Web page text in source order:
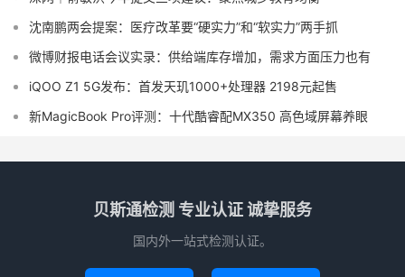
沈南鹏两会提案：医疗改革要“硬实力”和“软实力”两手抓
微博财报电话会议实录：供给端库存增加，需求方面压力也有
iQOO Z1 5G发布：首发天玑1000+处理器 2198元起售
新MagicBook Pro评测：十代酷睿配MX350 高色域屏幕养眼
贝斯通检测 专业认证 诚挚服务
国内外一站式检测认证。